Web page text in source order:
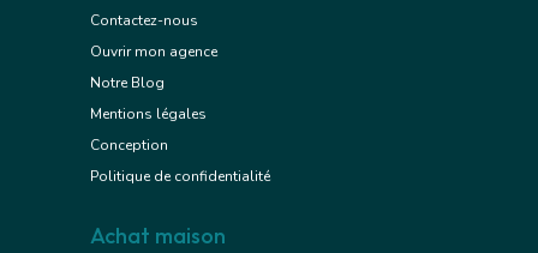
Contactez-nous
Ouvrir mon agence
Notre Blog
Mentions légales
Conception
Politique de confidentialité
Achat maison